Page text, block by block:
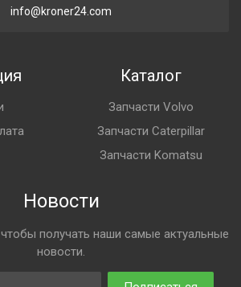
info@kroner24.com
Каталог
Запчасти Volvo
Запчасти Caterpillar
Запчасти Komatsu
Новости
получать наши самые актуальные
новости.